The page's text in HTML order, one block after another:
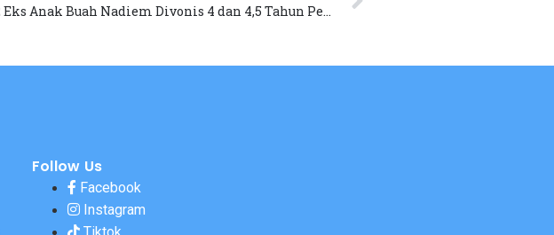
Kasus Chromebook, 2 Eks Anak Buah Nadiem Divonis 4 dan 4,5 Tahun Penjara
Follow Us
Facebook
Instagram
Tiktok